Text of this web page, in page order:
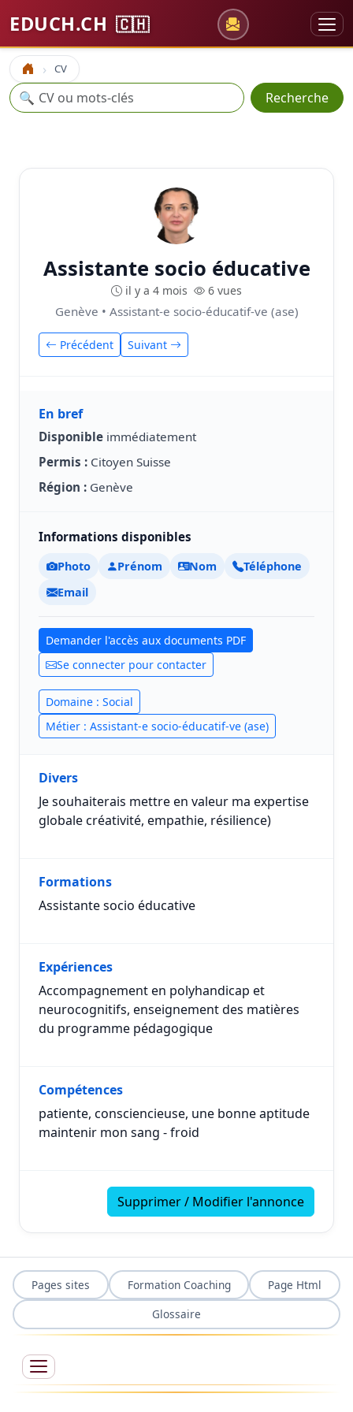
EDUCH.CH 🇨🇭
Accueil CV
Recherche
🔍 Recherche
Assistante socio éducative
il y a 4 mois 6 vues
Genève • Assistant-e socio-éducatif-ve (ase)
Précédent Suivant
En bref
Disponible immédiatement
Permis : Citoyen Suisse
Région : Genève
Informations disponibles
Photo Prénom Nom
Téléphone
Email
Demander l'accès aux documents PDF
Se connecter pour contacter
Domaine : Social
Métier : Assistant-e socio-éducatif-ve (ase)
Divers
Je souhaiterais mettre en valeur ma expertise
globale créativité, empathie, résilience)
Formations
Assistante socio éducative
Expériences
Accompagnement en polyhandicap et
neurocognitifs, enseignement des matières
du programme pédagogique
Compétences
patiente, consciencieuse, une bonne aptitude
maintenir mon sang - froid
Supprimer / Modifier l'annonce
Pages sites Formation Coaching
Page Html
Glossaire